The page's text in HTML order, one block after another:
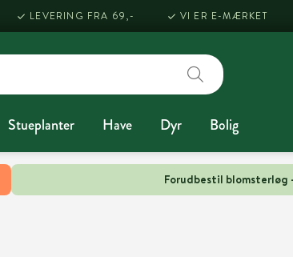
Forudbestil blomsterløg
LEVERING FRA 69,- VI ER E-MÆRKET
Stueplanter Have Dyr Bolig